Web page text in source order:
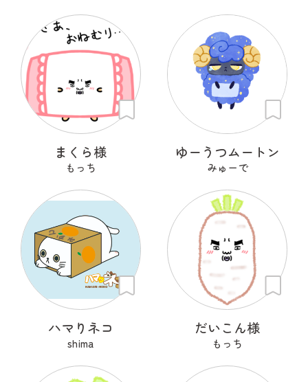
まくら様
もっち
ゆーうつムートン
みゅーで
ハマりネコ
shima
だいこん様
もっち